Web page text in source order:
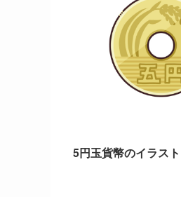
5円玉貨幣のイラスト